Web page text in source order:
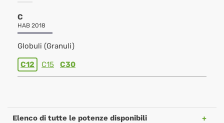
C
HAB 2018
Globuli (Granuli)
C12 C15 C30
Elenco di tutte le potenze disponibili